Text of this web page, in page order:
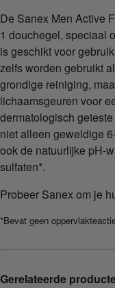
De Sanex Men Active
1 douchegel, speciaal
is geschikt voor
zelfs worden gebruikt
grondige reiniging,
lichaamsgeuren voor
dermatologisch
niet alleen geweldige
ook de natuurlijke pH-
sulfaten*.
Probeer Sanex om je
*Bevat geen
Gerelateerde